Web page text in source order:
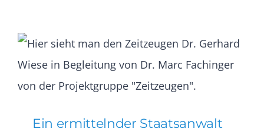
Ein ermittelnder Staatsanwalt